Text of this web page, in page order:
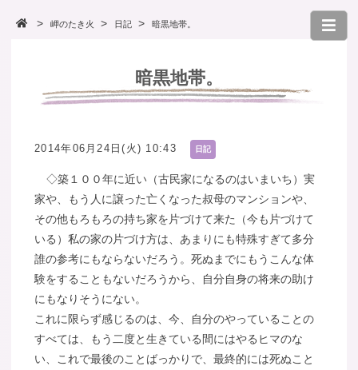
岬のたき火 日記 暗黒地帯。
暗黒地帯。
2014年06月24日(火) 10:43 日記
◇築１００年に近い（古民家になるのはいまいち）実
家や、もう人に譲った亡くなった叔母のマンションや、
その他もろもろの持ち家を片づけて来た（今も片づけて
いる）私の家の片づけ方は、あまりにも特殊すぎて多分
誰の参考にもならないだろう。死ぬまでにもうこんな体
験をすることもないだろうから、自分自身の将来の助け
にもなりそうにない。
これに限らず感じるのは、今、自分のやっていることの
すべては、もう二度と生きている間にはやるヒマのな
い、これで最後のことばっかりで、最終的には死ぬこと